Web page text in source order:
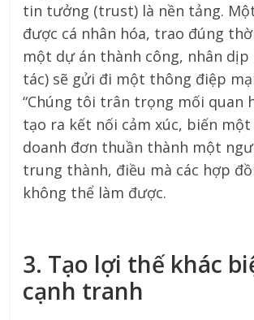
tin tưởng (trust) là nền tảng.
được cá nhân hóa, trao đúng
một dự án thành công, nhân dịp
tác) sẽ gửi đi một thông điệp
“Chúng tôi trân trọng mối quan
tạo ra kết nối cảm xúc, biến
doanh đơn thuần thành một
trung thành, điều mà các hợp
không thể làm được.
3. Tạo lợi thế khác
cạnh tranh